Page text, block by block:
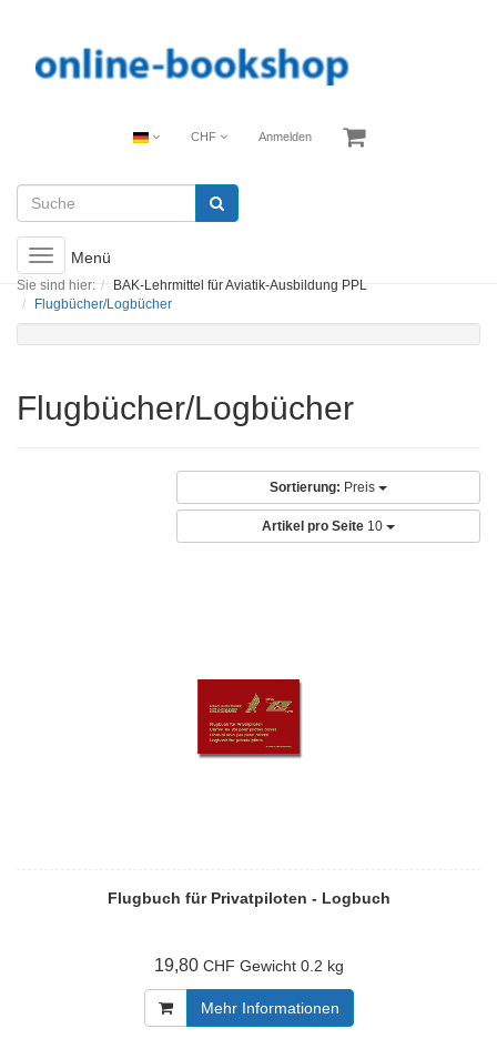
CHF Anmelden
Toggle
navigation
Menü
Sie sind hier:
BAK-Lehrmittel für Aviatik-Ausbildung PPL
Flugbücher/Logbücher
Flugbücher/Logbücher
Sortierung: Preis
Artikel pro Seite 10
Flugbuch für Privatpiloten - Logbuch
19,80 CHF Gewicht 0.2 kg
Mehr Informationen